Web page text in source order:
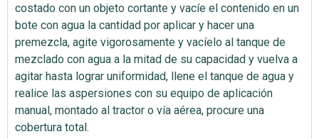
costado con un objeto cortante y vacíe el contenido en un
bote con agua la cantidad por aplicar y hacer una
premezcla, agite vigorosamente y vacíelo al tanque de
mezclado con agua a la mitad de su capacidad y vuelva a
agitar hasta lograr uniformidad, llene el tanque de agua y
realice las aspersiones con su equipo de aplicación
manual, montado al tractor o vía aérea, procure una
cobertura total.